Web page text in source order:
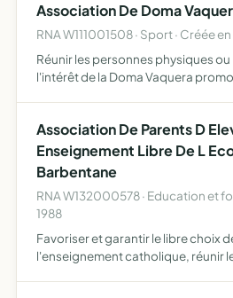
Association De Doma
RNA W111001508 · Sport · Créée
Réunir les personnes physiques
l'intérêt de la Doma Vaquera
Association De Parents D
Enseignement Libre De L
Barbentane
RNA W132000578 · Education et
1988
Favoriser et garantir le libre choix
l'enseignement catholique, réunir